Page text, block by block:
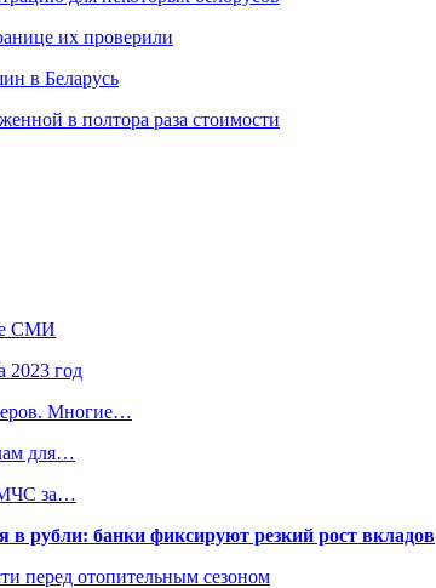
их проверили
в Беларусь
в полтора раза стоимости
СМИ
2023 год
Многие…
для…
МЧС за…
в рубли: банки фиксируют резкий рост вкладов
перед отопительным сезоном